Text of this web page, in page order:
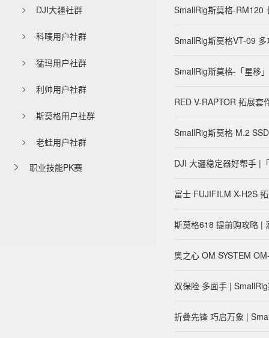
 DJI大疆社群
 科唛用户社群
 猛玛用户社群
 利帅用户社群
 斯莫格用户社群
 老蛙用户社群
 职业技能PK赛
SmallRig斯莫格-RM120
SmallRig斯莫格VT-09
SmallRig斯莫格-「星移
RED V-RAPTOR 拓展套
SmallRig斯莫格 M.2
DJI 大疆稳定器好帮手 |
富士 FUJIFILM X-H2S
斯莫格618 提前购攻略 |
奥之心 OM SYSTEM
双保险 多面手 |
折叠先锋 巧启万象 |